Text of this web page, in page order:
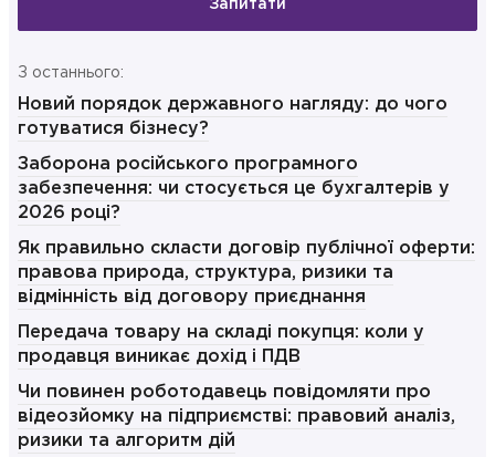
Запитати
З останнього:
Новий порядок державного нагляду: до чого
готуватися бізнесу?
Заборона російського програмного
забезпечення: чи стосується це бухгалтерів у
2026 році?
Як правильно скласти договір публічної оферти:
правова природа, структура, ризики та
відмінність від договору приєднання
Передача товару на складі покупця: коли у
продавця виникає дохід і ПДВ
Чи повинен роботодавець повідомляти про
відеозйомку на підприємстві: правовий аналіз,
ризики та алгоритм дій